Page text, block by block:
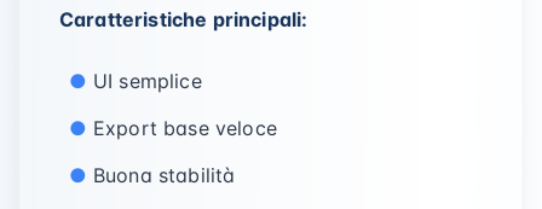
Caratteristiche principali:
UI semplice
Export base veloce
Buona stabilità